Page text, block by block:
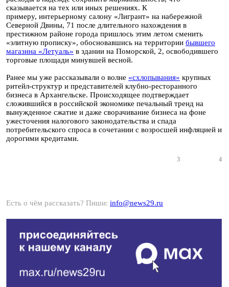
сказывается на тех или иных решениях. К
примеру, интерьерному салону «Лигрант» на набережной
Северной Двины, 71 после длительного нахождения в
престижном районе города пришлось этим летом сменить
«элитную прописку», обосновавшись на территории бывшего
магазина «Летуаль» в здании на Поморской, 2, освободившего
торговые площади минувшей весной.
Ранее мы уже рассказывали о волне «схлопывания» крупных
ритейл-структур и представителей клубно-ресторанного
бизнеса в Архангельске. Происходящее подтверждает
сложившийся в российской экономике печальный тренд на
вынужденное сжатие и даже сворачивание бизнеса на фоне
ужесточения налогового законодательства и спада
потребительского спроса в сочетании с возросшей инфляцией и
дорогими кредитами.
3 4
Есть о чём рассказать? Пиши: info@news29.ru